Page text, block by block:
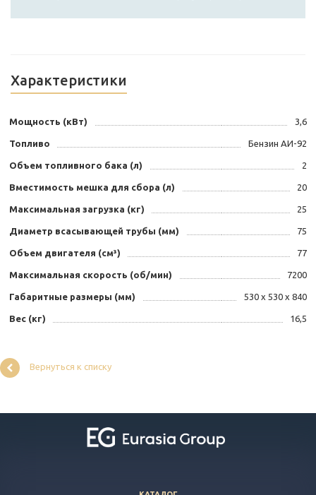
Характеристики
Мощность (кВт) 3,6
Топливо Бензин АИ-92
Объем топливного бака (л) 2
Вместимость мешка для сбора (л) 20
Максимальная загрузка (кг) 25
Диаметр всасывающей трубы (мм) 75
Объем двигателя (см³) 77
Максимальная скорость (об/мин) 7200
Габаритные размеры (мм) 530 х 530 х 840
Вес (кг) 16,5
Вернуться к списку